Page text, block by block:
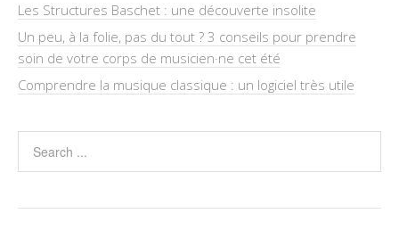
Les Structures Baschet : une découverte insolite
Un peu, à la folie, pas du tout ? 3 conseils pour prendre
soin de votre corps de musicien·ne cet été
Comprendre la musique classique : un logiciel très utile